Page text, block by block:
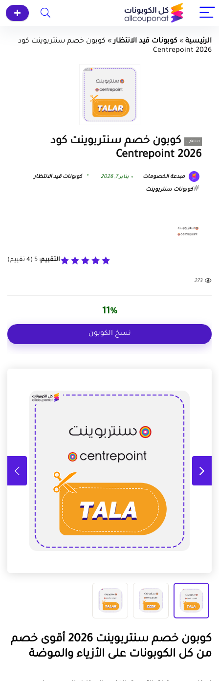
الرئيسية » كوبونات قيد الانتظار» كوبون خصم سنتربوينت كود
Centrepoint 2026
منتهي
كوبون خصم سنتربوينت كود
Centrepoint 2026
مبدعة الخصومات يناير 7, 2026 كوبونات قيد الانتظار
كوبونات سنتربوينت
التقييم: 5
(
4 تقييم)
273
11%
نسخ الكوبون
كوبون خصم سنتربوينت 2026 أقوى خصم
من كل الكوبونات على الأزياء والموضة